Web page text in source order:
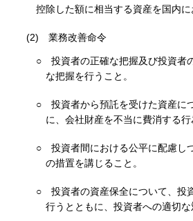
控除した額に相当する資産を国内に
(2) 業務改善命令
○
投資者の正確な把握及び投資者
な把握を行うこと。
○
投資者から預託を受けた資産に
に、会社財産を不当に費消する行
○
投資者間における公平に配慮し
の措置を講じること。
○
投資者の資産保全について、投
行うとともに、投資者への適切な